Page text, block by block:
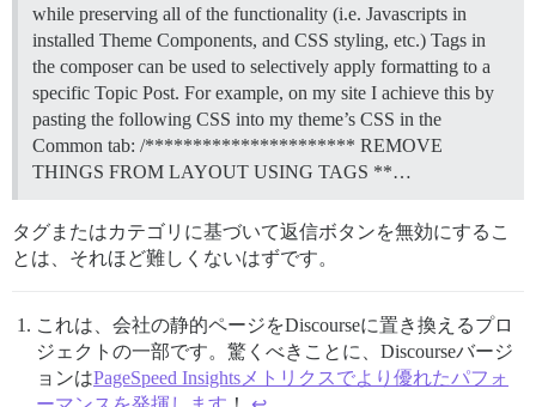
while preserving all of the functionality (i.e. Javascripts in
installed Theme Components, and CSS styling, etc.) Tags in
the composer can be used to selectively apply formatting to a
specific Topic Post. For example, on my site I achieve this by
pasting the following CSS into my theme’s CSS in the
Common tab: /********************** REMOVE
THINGS FROM LAYOUT USING TAGS **…
タグまたはカテゴリに基づいて返信ボタンを無効にするこ
とは、それほど難しくないはずです。
これは、会社の静的ページをDiscourseに置き換えるプロ
ジェクトの一部です。驚くべきことに、Discourseバージ
ョンはPageSpeed Insightsメトリクスでより優れたパフォ